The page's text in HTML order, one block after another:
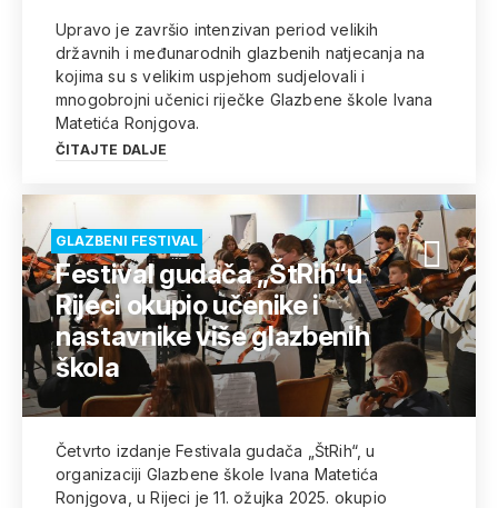
Upravo je završio intenzivan period velikih
državnih i međunarodnih glazbenih natjecanja na
kojima su s velikim uspjehom sudjelovali i
mnogobrojni učenici riječke Glazbene škole Ivana
Matetića Ronjgova.
ČITAJTE DALJE
GLAZBENI FESTIVAL
Festival gudača „ŠtRih“u
Rijeci okupio učenike i
nastavnike više glazbenih
škola
Četvrto izdanje Festivala gudača „ŠtRih“, u
organizaciji Glazbene škole Ivana Matetića
Ronjgova, u Rijeci je 11. ožujka 2025. okupio